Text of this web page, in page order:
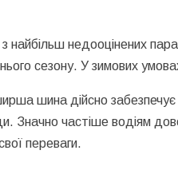
найбільш недооцінених
сезону. У зимових
шина дійсно
Значно частіше водіям
переваги.